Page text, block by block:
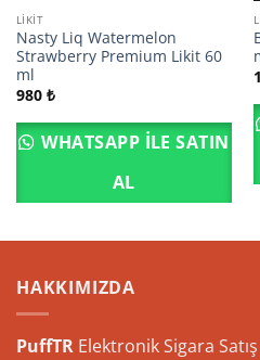
LIKIT
Nasty Liq Watermelon
Strawberry Premium Likit 60
ml
980 ₺
WHATSAPP ILE SATIN
AL
HAKKIMIZDA
PuffTR Elektronik Sigara